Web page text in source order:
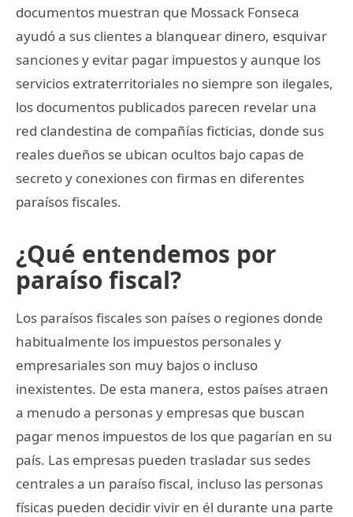
documentos muestran que Mossack Fonseca
ayudó a sus clientes a blanquear dinero, esquivar
sanciones y evitar pagar impuestos y aunque los
servicios extraterritoriales no siempre son ilegales,
los documentos publicados parecen revelar una
red clandestina de compañías ficticias, donde sus
reales dueños se ubican ocultos bajo capas de
secreto y conexiones con firmas en diferentes
paraísos fiscales.
¿Qué entendemos por
paraíso fiscal?
Los paraísos fiscales son países o regiones donde
habitualmente los impuestos personales y
empresariales son muy bajos o incluso
inexistentes. De esta manera, estos países atraen
a menudo a personas y empresas que buscan
pagar menos impuestos de los que pagarían en su
país. Las empresas pueden trasladar sus sedes
centrales a un paraíso fiscal, incluso las personas
físicas pueden decidir vivir en él durante una parte